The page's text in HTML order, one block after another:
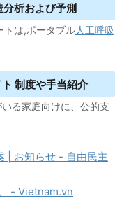
析および予測
は,ポータブル人工呼吸
制度や手当紹介
る家庭向けに、公的支
| お知らせ - 自由民主
- Vietnam.vn